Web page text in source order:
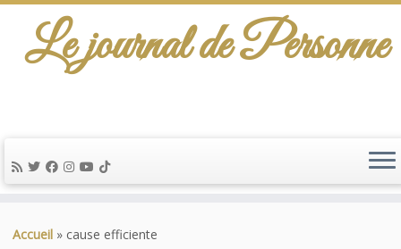
au
Le journal de Personne
Accueil » cause efficiente